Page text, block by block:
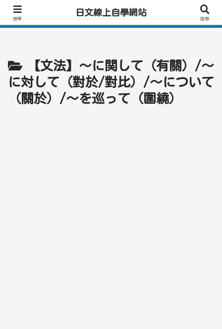
日文學習首選｜快速學會實用日文｜專業日籍老師一對一線上教學｜高效會話練
【文法】～に関して（有關）/～
に対して（對於/對比）/～について
（關於）/～を巡って（圍繞）
選單
日文線上自學網站
搜尋